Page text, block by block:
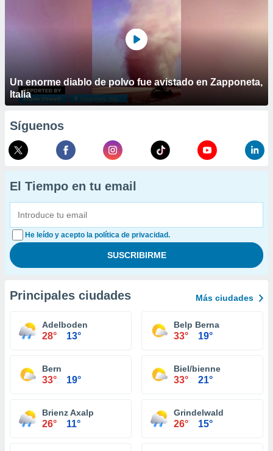
Un enorme diablo de polvo fue avistado en Zapponeta,
Italia
Síguenos
El Tiempo en tu email
He leído y acepto la política de privacidad.
Principales ciudades Más ciudades
Adelboden
28° 13°
Belp Berna
33° 19°
Bern
33° 19°
Biel/bienne
33° 21°
Brienz Axalp
26° 11°
Grindelwald
26° 15°